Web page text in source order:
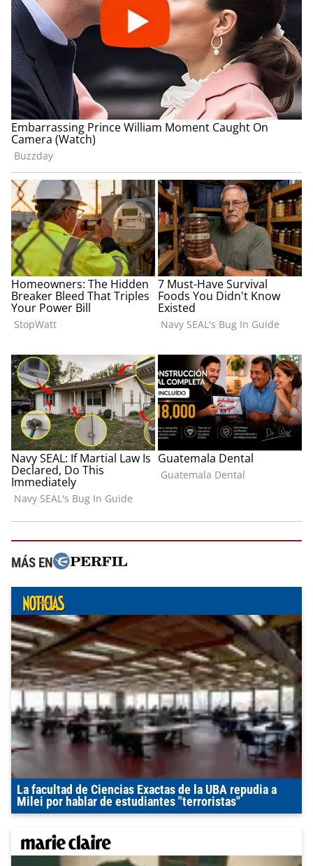
MÁS EN
La facultad de Ciencias Exactas de la UBA repudia a
Milei por hablar de estudiantes "terroristas"